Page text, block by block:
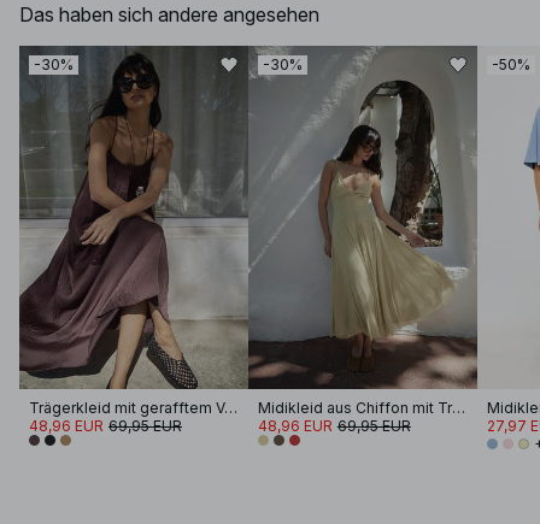
Das haben sich andere angesehen
-30%
Trägerkleid mit gerafftem Volumen
48,96 EUR 69,95 EUR
-30%
Midikleid aus Chiffon mit Trägern
48,96 EUR 69,95 EUR
-50%
27,97